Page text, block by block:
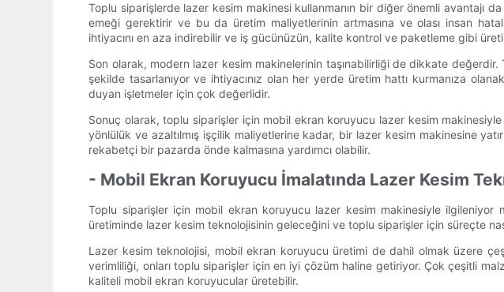
Toplu siparişlerde lazer kesim makinesi kullanmanın bir diğer önemli avantajı
emeği gerektirir ve bu da üretim maliyetlerinin artmasına ve olası insan
ihtiyacını en aza indirebilir ve iş gücünüzün, kalite kontrol ve paketleme gibi
Son olarak, modern lazer kesim makinelerinin taşınabilirliği de dikkate
şekilde tasarlanıyor ve ihtiyacınız olan her yerde üretim hattı kurmanıza
duyan işletmeler için çok değerlidir.
Sonuç olarak, toplu siparişler için mobil ekran koruyucu lazer kesim makinesiyle
yönlülük ve azaltılmış işçilik maliyetlerine kadar, bir lazer kesim makinesine
rekabetçi bir pazarda önde kalmasına yardımcı olabilir.
- Mobil Ekran Koruyucu İmalatında Lazer Kesim
Toplu siparişler için mobil ekran koruyucu lazer kesim makinesiyle
üretiminde lazer kesim teknolojisinin geleceğini ve toplu siparişler için süreçte
Lazer kesim teknolojisi, mobil ekran koruyucu üretimi de dahil olmak üzere
verimliliği, onları toplu siparişler için en iyi çözüm haline getiriyor. Çok çeşitli
kaliteli mobil ekran koruyucular üretebilir.